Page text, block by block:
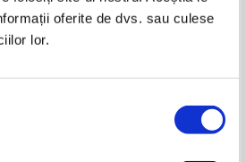
oferite de dvs. sau culese
lor.
P. Penciu, Vasile Pavlid -